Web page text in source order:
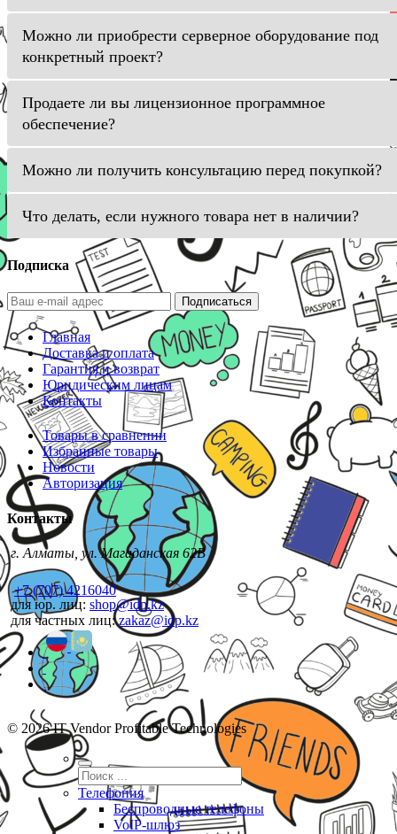
Можно ли приобрести серверное оборудование под
конкретный проект?
Продаете ли вы лицензионное программное
обеспечение?
Можно ли получить консультацию перед покупкой?
Что делать, если нужного товара нет в наличии?
Подписка
Подписаться
Главная
Доставка и оплата
Гарантия и возврат
Юридическим лицам
Контакты
Товары в сравнении
Избранные товары
Новости
Авторизация
Контакты
г. Алматы, ул. Магаданская 62В
+7 (707) 4216040
для юр. лиц: shop@idp.kz
для частных лиц:zakaz@idp.kz
© 2026 IT Vendor Profitable Technologies
Телефония
Беспроводные телефоны
VoIP-шлюз